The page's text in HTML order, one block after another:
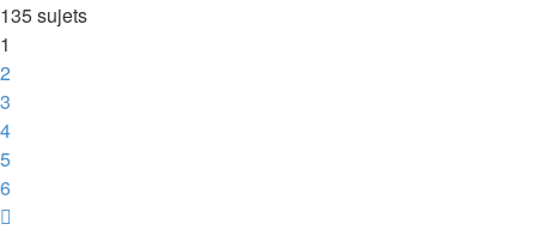
135 sujets
1
2
3
4
5
6